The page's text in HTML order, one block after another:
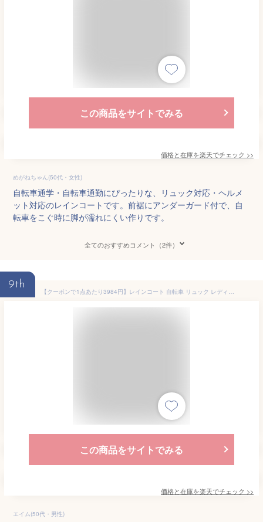
この商品をサイトでみる
価格と在庫を楽天でチェック >>
めがねちゃん(50代・女性)
自転車通学・自転車通勤にぴったりな、リュック対応・ヘルメ
ット対応のレインコートです。前裾にアンダーガード付で、自
転車をこぐ時に脚が濡れにくい作りです。
全てのおすすめコメント（2件）
9th
【クーポンで1点あたり3984円】レインコート 自転車 リュック レディース おしゃれ ママ 送迎 ロング 自転車用レインコート ポンチョ カッパ メンズ レインポンチョ バイク 軽量 雨具 自転車用カッパ 通学 リュック対応 防水撥水加工 《raincoat02》
この商品をサイトでみる
価格と在庫を楽天でチェック >>
エイム(50代・男性)